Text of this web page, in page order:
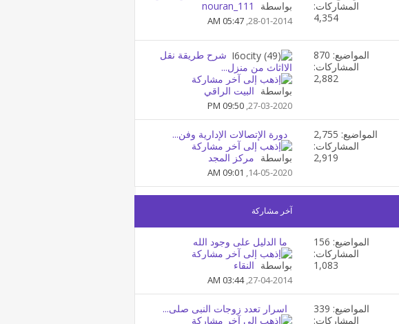
المشاركات:
4,354
بواسطة
nouran_111
28-01-2014,
05:47 AM
مشاهدة
المواضيع: 870
المشاركات:
2,882
شرح طريقة نقل
الااثاث من منزل...
بواسطة البيت الراقي
27-03-2020,
09:50 PM
مشاهدة
المواضيع: 2,755
المشاركات:
2,919
دورة الإتصالات الإدارية وفن...
بواسطة مركز المجد
14-05-2020,
09:01 AM
آخر مشاركة
مشاهدة
المواضيع: 156
المشاركات:
1,083
ما الدليل على وجود الله
بواسطة النقاء
27-04-2014,
03:44 AM
مشاهدة
المواضيع: 339
المشاركات:
اسرار تعدد زوجات النبى صلى...